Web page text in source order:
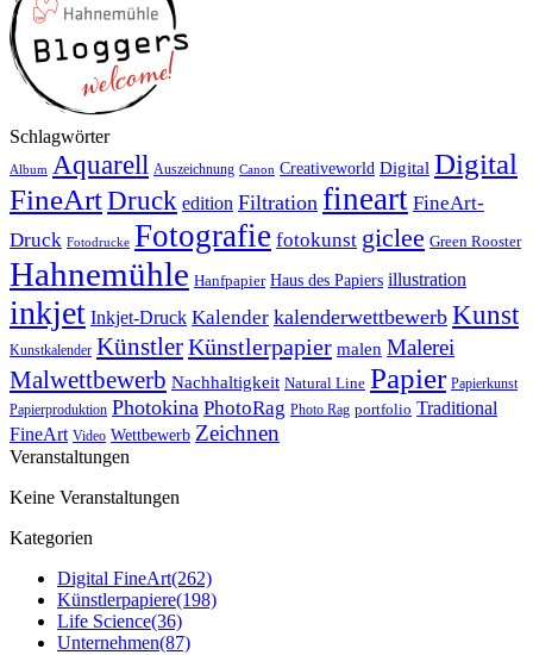
Schlagwörter
Album Aquarell Auszeichnung Canon Creativeworld Digital Digital
FineArtDruck edition Filtration fineart FineArt-
Druck Fotodrucke Fotografie fotokunst giclee Green Rooster
Hahnemühle Hanfpapier Haus des Papiers illustration
inkjet Inkjet-Druck Kalender kalenderwettbewerb Kunst
Kunstkalender KünstlerKünstlerpapier malen Malerei
Malwettbewerb Nachhaltigkeit Natural Line Papier Papierkunst
Papierproduktion Photokina PhotoRag Photo Rag portfolio Traditional
FineArt Video Wettbewerb Zeichnen
Veranstaltungen
Keine Veranstaltungen
Kategorien
Digital FineArt(262)
Künstlerpapiere(198)
Life Science(36)
Unternehmen(87)